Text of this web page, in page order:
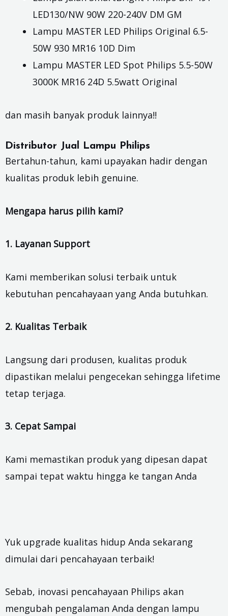
LED130/NW 90W 220-240V DM GM
Lampu MASTER LED Philips Original 6.5-
50W 930 MR16 10D Dim
Lampu MASTER LED Spot Philips 5.5-50W
3000K MR16 24D 5.5watt Original
dan masih banyak produk lainnya!!
Distributor Jual Lampu Philips
Bertahun-tahun, kami upayakan hadir dengan
kualitas produk lebih genuine.
Mengapa harus pilih kami?
1. Layanan Support
Kami memberikan solusi terbaik untuk
kebutuhan pencahayaan yang Anda butuhkan.
2. Kualitas Terbaik
Langsung dari produsen, kualitas produk
dipastikan melalui pengecekan sehingga lifetime
tetap terjaga.
3. Cepat Sampai
Kami memastikan produk yang dipesan dapat
sampai tepat waktu hingga ke tangan Anda
Yuk upgrade kualitas hidup Anda sekarang
dimulai dari pencahayaan terbaik!
Sebab, inovasi pencahayaan Philips akan
mengubah pengalaman Anda dengan lampu